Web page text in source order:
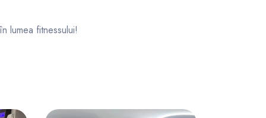
lumea fitnessului!